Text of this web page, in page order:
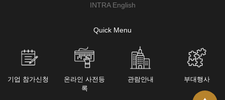
INTRA English
Quick Menu
기업 참가신청
온라인 사전등
록
관람안내 부대행사